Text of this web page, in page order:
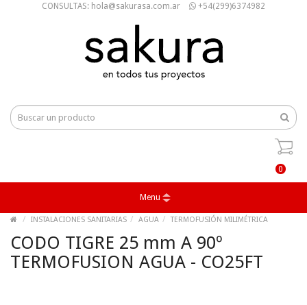
CONSULTAS: hola@sakurasa.com.ar +54(299)6374982
0
Menu
INSTALACIONES SANITARIAS AGUA TERMOFUSIÓN MILIMÉTRICA
CODO TIGRE 25 mm A 90º
TERMOFUSION AGUA - CO25FT